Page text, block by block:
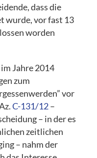
dass die
wurde, vor fast 13
worden
Jahre 2014
zum
vor
C-131/12–
– in der es
zeitlichen
– nahm der